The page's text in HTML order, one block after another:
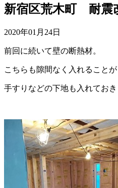
新宿区荒木町 耐震
2020年01月24日
前回に続いて壁の断熱材。
こちらも隙間なく入れることが
手すりなどの下地も入れておき